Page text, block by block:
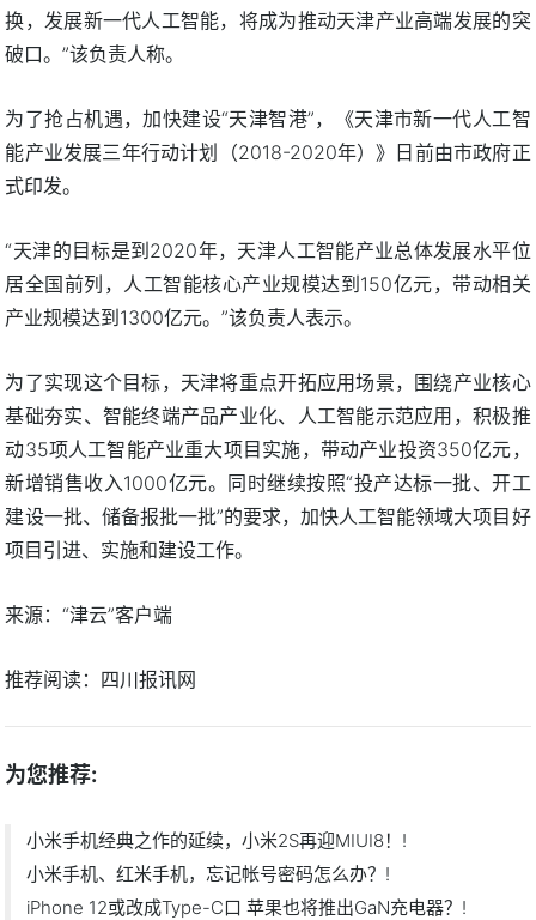
换，发展新一代人工智能，将成为推动天津产业高端发展的突
破口。”该负责人称。
为了抢占机遇，加快建设“天津智港”，《天津市新一代人工智
能产业发展三年行动计划（2018-2020年）》日前由市政府正
式印发。
“天津的目标是到2020年，天津人工智能产业总体发展水平位
居全国前列，人工智能核心产业规模达到150亿元，带动相关
产业规模达到1300亿元。”该负责人表示。
为了实现这个目标，天津将重点开拓应用场景，围绕产业核心
基础夯实、智能终端产品产业化、人工智能示范应用，积极推
动35项人工智能产业重大项目实施，带动产业投资350亿元，
新增销售收入1000亿元。同时继续按照“投产达标一批、开工
建设一批、储备报批一批”的要求，加快人工智能领域大项目好
项目引进、实施和建设工作。
来源：“津云”客户端
推荐阅读： 四川报讯网
为您推荐:
小米手机经典之作的延续，小米2S再迎MIUI8！!
小米手机、红米手机，忘记帐号密码怎么办？!
iPhone 12或改成Type-C口 苹果也将推出GaN充电器？!